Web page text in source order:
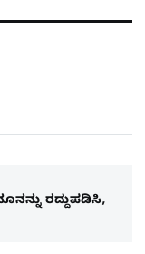
ರದ್ದುಪಡಿಸಿ,